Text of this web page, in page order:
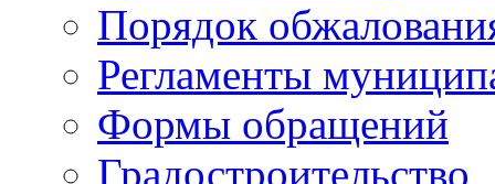
Порядок
Регламенты
Формы обращений
Градостроительство